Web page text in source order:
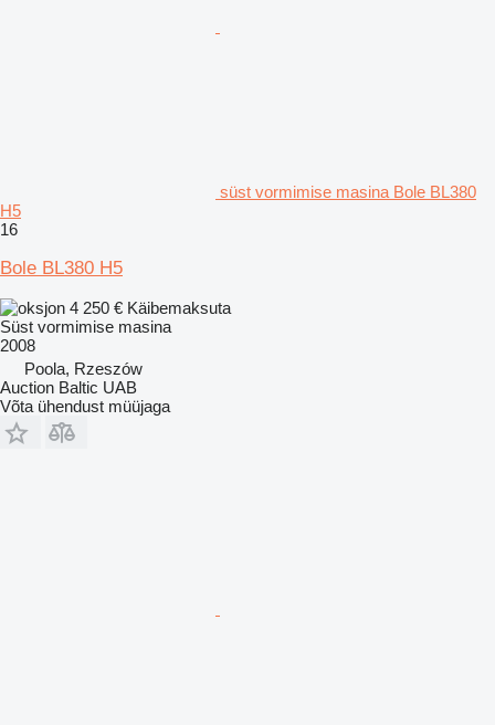
süst vormimise masina Bole BL380
H5
16
Bole BL380 H5
4 250 € Käibemaksuta
Süst vormimise masina
2008
Poola, Rzeszów
Auction Baltic UAB
Võta ühendust müüjaga